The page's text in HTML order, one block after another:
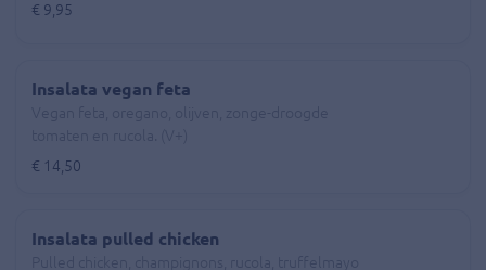
€ 9,95
Insalata vegan feta
€ 14,50
Insalata pulled chicken